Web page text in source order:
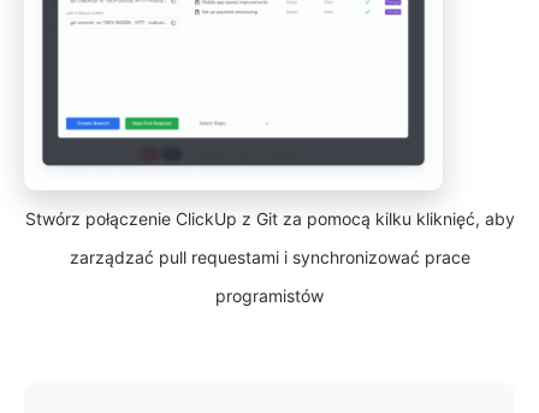
Stwórz połączenie ClickUp z Git za pomocą kilku kliknięć, aby
zarządzać pull requestami i synchronizować prace
programistów